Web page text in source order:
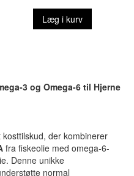
Læg i kurv
3 og Omega-6 til Hjerne
der kombinerer
fra fiskeolie med omega-6-
Denne unikke
normal